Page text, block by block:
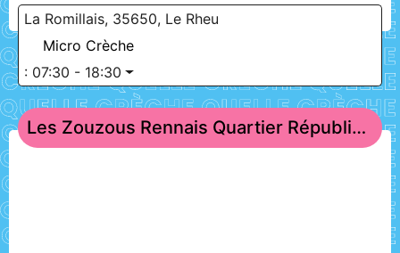
La Romillais, 35650, Le Rheu
Micro Crèche
: 07:30 - 18:30
Les Zouzous Rennais Quartier République